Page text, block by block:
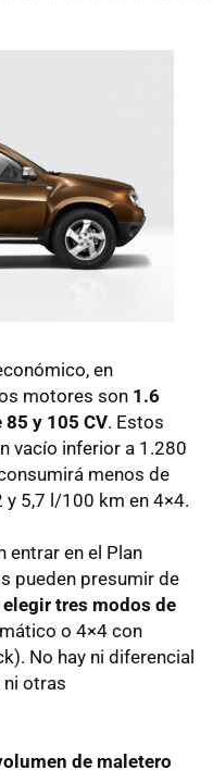
en
motores son 1.6
85 y 105 CV. Estos
vacío inferior a 1.280
menos de
5,7 l/100 km en 4×4.
entrar en el Plan
pueden presumir de
tres modos de
o 4×4 con
No hay ni diferencial
otras
de maletero